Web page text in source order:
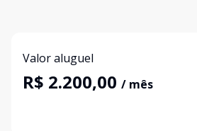
Valor aluguel
R$ 2.200,00 / mês